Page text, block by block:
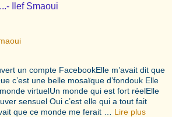
Ilef Smaoui
un compte FacebookElle m’avait dit que
c’est une belle mosaïque d’fondouk Elle
virtuelUn monde qui est fort réelElle
sensuel Oui c’est elle qui a tout fait
que ce monde me ferait … Lire plus